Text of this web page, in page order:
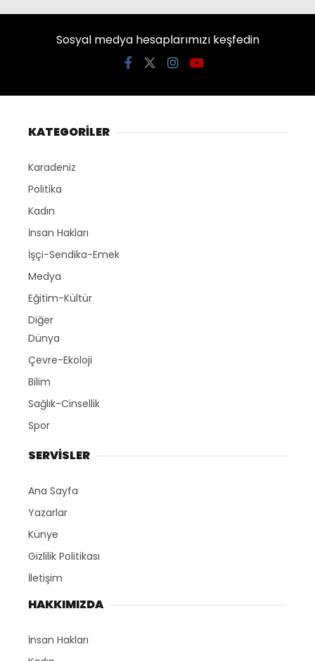
Sosyal medya hesaplarımızı keşfedin
KATEGORİLER
Karadeniz
Politika
Kadın
İnsan Hakları
İşçi-Sendika-Emek
Medya
Eğitim-Kültür
Diğer
Dünya
Çevre-Ekoloji
Bilim
Sağlık-Cinsellik
Spor
SERVİSLER
Ana Sayfa
Yazarlar
Künye
Gizlilik Politikası
İletişim
HAKKIMIZDA
İnsan Hakları